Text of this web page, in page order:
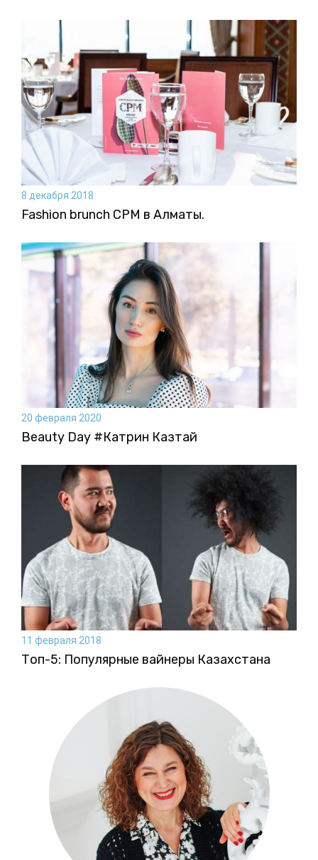
8 декабря 2018
Fashion brunch CPM в Алматы.
20 февраля 2020
Beauty Day #Катрин Казтай
11 февраля 2018
Топ-5: Популярные вайнеры Казахстана